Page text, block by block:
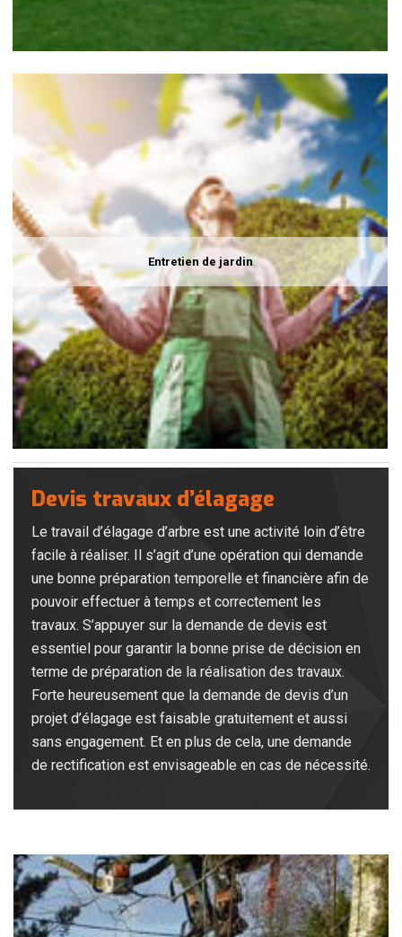
Entretien de jardin
Devis travaux d’élagage
Le travail d’élagage d’arbre est une activité loin d’être
facile à réaliser. Il s’agit d’une opération qui demande
une bonne préparation temporelle et financière afin de
pouvoir effectuer à temps et correctement les
travaux. S’appuyer sur la demande de devis est
essentiel pour garantir la bonne prise de décision en
terme de préparation de la réalisation des travaux.
Forte heureusement que la demande de devis d’un
projet d’élagage est faisable gratuitement et aussi
sans engagement. Et en plus de cela, une demande
de rectification est envisageable en cas de nécessité.